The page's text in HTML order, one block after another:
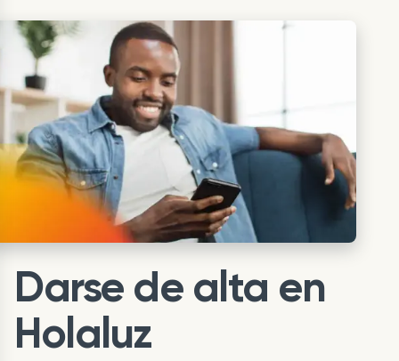
Darse de alta en
Holaluz